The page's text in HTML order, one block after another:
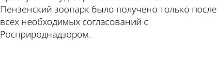
Пензенский зоопарк было получено только после
всех необходимых согласований с
Росприроднадзором.